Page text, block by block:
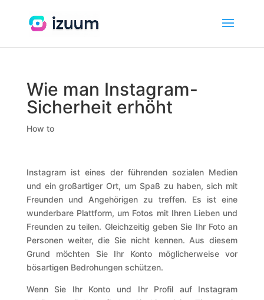
Wie man Instagram-
Sicherheit erhöht
How to
Instagram ist eines der führenden sozialen Medien
und ein großartiger Ort, um Spaß zu haben, sich mit
Freunden und Angehörigen zu treffen. Es ist eine
wunderbare Plattform, um Fotos mit Ihren Lieben und
Freunden zu teilen. Gleichzeitig geben Sie Ihr Foto an
Personen weiter, die Sie nicht kennen. Aus diesem
Grund möchten Sie Ihr Konto möglicherweise vor
bösartigen Bedrohungen schützen.
Wenn Sie Ihr Konto und Ihr Profil auf Instagram